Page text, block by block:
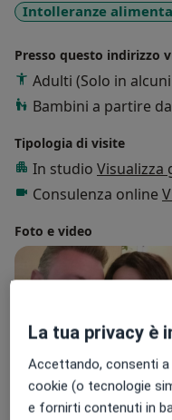
Intolleranze
Presso questo indirizzo
Adulti (Solo in
Bambini a partire
Tipologia di visite
In studio Visualizza
Consulenza online
Foto e video
Visualizza galleria
La tua privacy è
Accettando, consenti
cookie (o tecnologie
e fornirti contenuti in